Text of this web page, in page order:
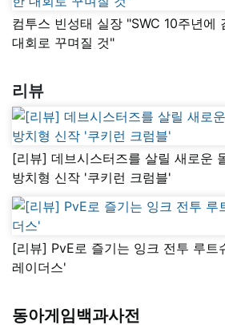
컴투스 빈성태 실장 "SWC 10주년에
대회로 꾸며질 것"
리뷰
[리뷰] 데브시스터즈를 살릴 새로운
방치형 신작 '쿠키런 크럼블'
[리뷰] PvE로 즐기는 잉크 전투 루트
레이더스'
동아게임백과사전